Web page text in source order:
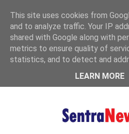
This site uses cookies from
and to analyze traffic. Your IP
shared with Google along with
metrics to ensure quality of
statistics, and to detect and
LEARN MORE